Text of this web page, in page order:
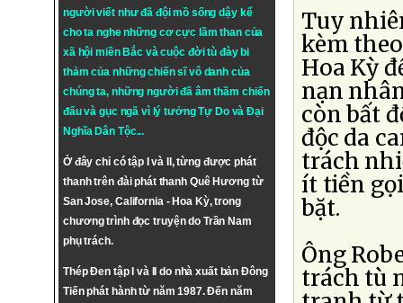
người viết như đã đội mồ sống dậy kể
cho ta nghe những cơ cực lầm than của
xã hội miền Bắc và cuộc đời tù đày bi
thảm của những chiến sĩ vô danh của
chúng ta, những người đã âm thầm chiến
đấu và gục ngã vì lý tưởngTự DovàĐại
Nghĩa Dân Tộc...
Ở đây chỉ có tập I và II, từng được phát
thanh trên đài phát thanh Quê Hương từ
San Jose, California - Hoa Kỳ, trong
chương trình đọc truyện do Trần Nam
phụ trách.
Thép Đen tập I và II do nhà xuất bản Đông
Tiến phát hành từ năm 1987. Đến năm
Tuy
kèm
Hoa Kỳ
nạn
còn bất
độc da
trách
ít tiền
bặt.
Ông
trách tù